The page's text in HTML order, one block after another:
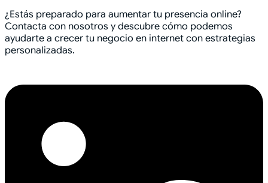
¿Estás preparado para aumentar tu presencia online?
Contacta con nosotros y descubre cómo podemos
ayudarte a crecer tu negocio en internet con estrategias
personalizadas.